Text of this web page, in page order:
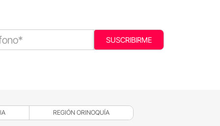
SUSCRIBIRME
REGIÓN ORINOQUÍA